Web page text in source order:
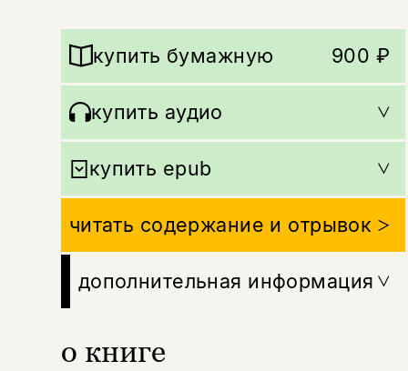
о книге
купить бумажную 900 ₽
купить aудио
купить epub
читать содержание и отрывок
дополнительная информация